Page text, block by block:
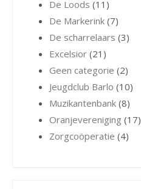
De Loods (11)
De Markerink (7)
De scharrelaars (3)
Excelsior (21)
Geen categorie (2)
Jeugdclub Barlo (10)
Muzikantenbank (8)
Oranjevereniging (17)
Zorgcoöperatie (4)